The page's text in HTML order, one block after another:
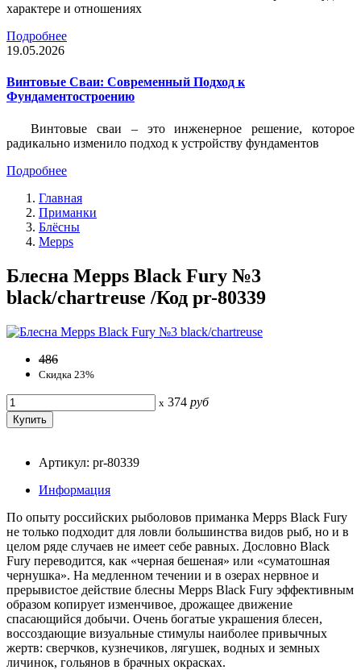
характере и отношениях
Подробнее
19.05.2026
Винтовые Сваи: Современный Подход к
Фундаментостроению
Винтовые сваи – это инженерное решение, которое
радикально изменило подход к устройству фундаментов
Подробнее
Главная
Приманки
Блёсны
Mepps
Блесна Mepps Black Fury №3
black/chartreuse /Код pr-80339
486
Скидка 23%
x 374 руб
Артикул: pr-80339
Информация
По опыту российских рыболовов приманка Mepps Black Fury
не только подходит для ловли большинства видов рыб, но и в
целом ряде случаев не имеет себе равных. Дословно Black
Fury переводится, как «черная бешеная» или «суматошная
чернушка». На медленном течении и в озерах нервное и
прерывистое действие блесны Mepps Black Fury эффективным
образом копирует изменчивое, дрожащее движение
спасающийся добычи. Очень богатые украшения блесен,
воссоздающие визуальные стимулы наиболее привычных
жертв: сверчков, кузнечиков, лягушек, водных и земных
личинок, гольянов в брачных окрасках.